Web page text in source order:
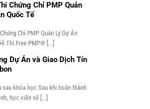
Chứng Chỉ PMP Quản
Quốc Tế
Chỉ PMP Quản Lý Dự Án
Thi Free PMP® [...]
Dự Án và Giao Dịch Tín
sau khóa học Sau khi hoàn thành
học viên sẽ [...]